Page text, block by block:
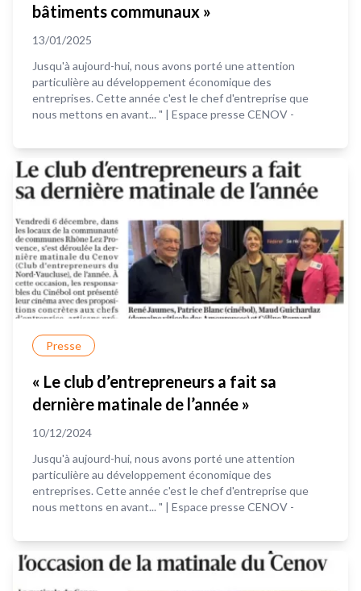
bâtiments communaux »
13/01/2025
Jusqu'à aujourd-hui, nous avons porté une attention
particulière au développement économique des
entreprises. Cette année c'est le chef d'entreprise que
nous mettons en avant... " | Espace presse CENOV -
Presse
« Le club d’entrepreneurs a fait sa
dernière matinale de l’année »
10/12/2024
Jusqu'à aujourd-hui, nous avons porté une attention
particulière au développement économique des
entreprises. Cette année c'est le chef d'entreprise que
nous mettons en avant... " | Espace presse CENOV -